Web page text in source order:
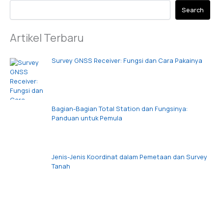
Search
Artikel Terbaru
Survey GNSS Receiver: Fungsi dan Cara Pakainya
Bagian-Bagian Total Station dan Fungsinya:
Panduan untuk Pemula
Jenis-Jenis Koordinat dalam Pemetaan dan Survey
Tanah